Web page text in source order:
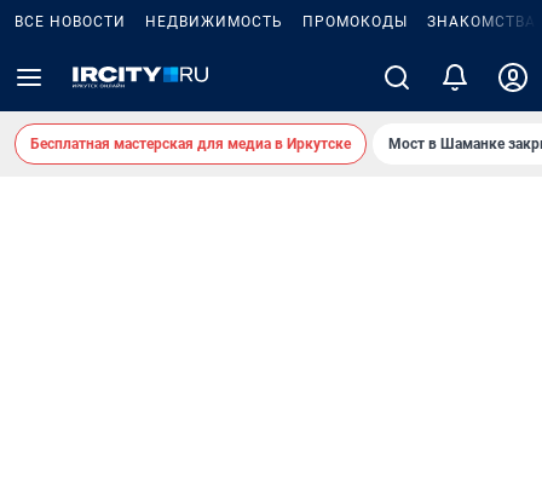
ВСЕ НОВОСТИ НЕДВИЖИМОСТЬ ПРОМОКОДЫ ЗНАКОМСТВА
Бесплатная мастерская для медиа в Иркутске Мост в Шаманке